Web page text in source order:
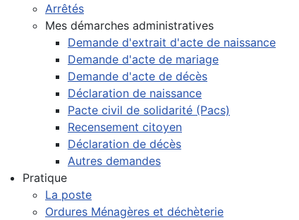
Arrêtés
Mes démarches administratives
Demande d'extrait d'acte de naissance
Demande d'acte de mariage
Demande d'acte de décès
Déclaration de naissance
Pacte civil de solidarité (Pacs)
Recensement citoyen
Déclaration de décès
Autres demandes
Pratique
La poste
Ordures Ménagères et déchèterie